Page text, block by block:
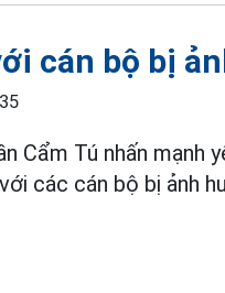
cán bộ bị
Cẩm Tú nhấn mạnh
các cán bộ bị ảnh